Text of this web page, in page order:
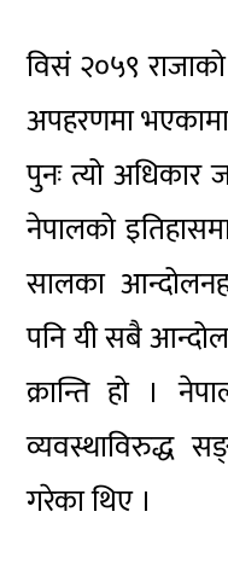
विसं २०५९ राजाको
अपहरणमा
पुनः त्यो
नेपालको
सालका
पनि यी सबै
क्रान्ति हो ।
व्यवस्थाविरुद्ध
गरेका थिए ।